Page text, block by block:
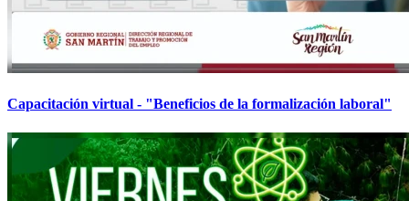
Capacitación virtual - "Beneficios de la formalización laboral"